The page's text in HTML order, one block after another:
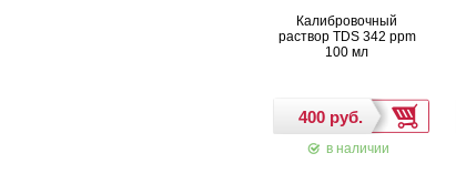
Калибровочный
раствор TDS 342 ppm
100 мл
в наличии